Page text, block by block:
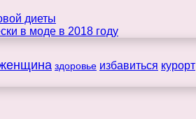
здоровье избавиться курорт